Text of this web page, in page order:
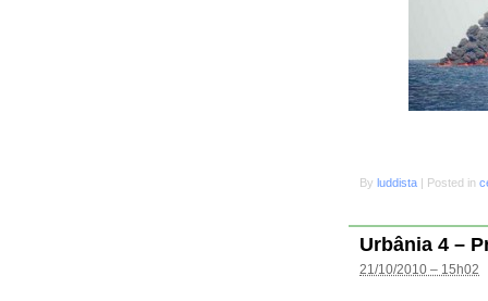
By luddista | Posted in
Urbânia 4 –
21/10/2010 – 15h02